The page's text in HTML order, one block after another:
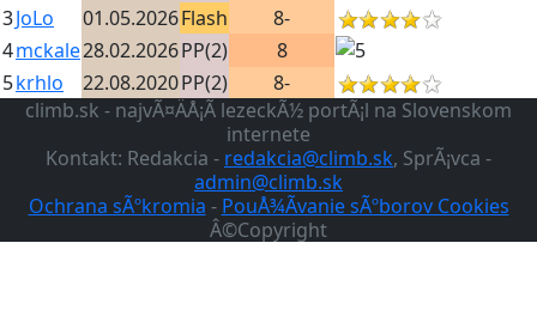
3JoLo 01.05.2026Flash
8-
4mckale28.02.2026PP(2)
8
5krhlo 22.08.2020PP(2)
8-
climb.sk - najvÃ¤ÄÅ¡Ã­ lezeckÃ½ portÃ¡l na Slovenskom
internete
Kontakt: Redakcia - redakcia@climb.sk, SprÃ¡vca -
admin@climb.sk
Ochrana sÃºkromia - PouÅ¾Ã­vanie sÃºborov Cookies
Â©Copyright